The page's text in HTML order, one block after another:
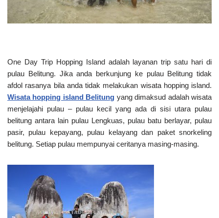
One Day Trip Hopping Island adalah layanan trip satu hari di
pulau Belitung. Jika anda berkunjung ke pulau Belitung tidak
afdol rasanya bila anda tidak melakukan wisata hopping island.
Wisata hopping island Belitung yang dimaksud adalah wisata
menjelajahi pulau – pulau kecil yang ada di sisi utara pulau
belitung antara lain pulau Lengkuas, pulau batu berlayar, pulau
pasir, pulau kepayang, pulau kelayang dan paket snorkeling
belitung. Setiap pulau mempunyai ceritanya masing-masing.